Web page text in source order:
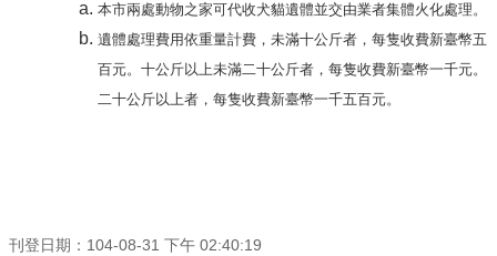
本市兩處動物之家可代收犬貓遺體並交由業者集體火化處理。
遺體處理費用依重量計費，未滿十公斤者，每隻收費新臺幣五
百元。十公斤以上未滿二十公斤者，每隻收費新臺幣一千元。
二十公斤以上者，每隻收費新臺幣一千五百元。
刊登日期：104-08-31 下午 02:40:19